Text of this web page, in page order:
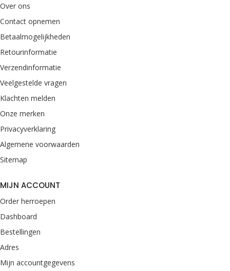
Over ons
Contact opnemen
Betaalmogelijkheden
Retourinformatie
Verzendinformatie
Veelgestelde vragen
Klachten melden
Onze merken
Privacyverklaring
Algemene voorwaarden
Sitemap
MIJN ACCOUNT
Order herroepen
Dashboard
Bestellingen
Adres
Mijn accountgegevens